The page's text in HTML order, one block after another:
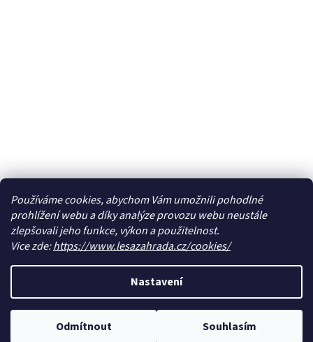
Používáme cookies, abychom Vám umožnili pohodlné
prohlížení webu a díky analýze provozu webu neustále
zlepšovali jeho funkce, výkon a použitelnost.
Vice zde:https://www.lesazahrada.cz/cookies/
Nastavení
Odmítnout Souhlasím